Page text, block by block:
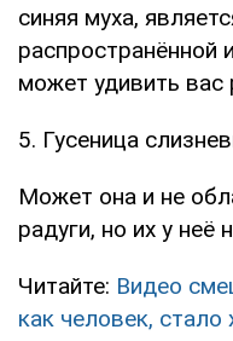
синяя муха,
распространённой
может удивить вас
5. Гусеница
Может она и не
радуги, но их у неё
Читайте: Видео
как человек, стало